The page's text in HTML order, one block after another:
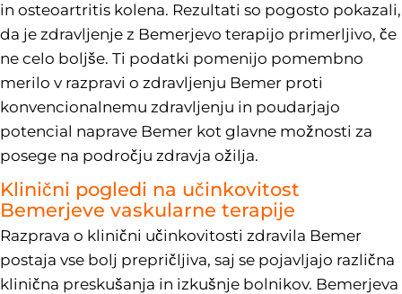
in osteoartritis kolena. Rezultati so pogosto pokazali,
da je zdravljenje z Bemerjevo terapijo primerljivo, če
ne celo boljše. Ti podatki pomenijo pomembno
merilo v razpravi o zdravljenju Bemer proti
konvencionalnemu zdravljenju in poudarjajo
potencial naprave Bemer kot glavne možnosti za
posege na področju zdravja ožilja.
Klinični pogledi na učinkovitost
Bemerjeve vaskularne terapije
Razprava o klinični učinkovitosti zdravila Bemer
postaja vse bolj prepričljiva, saj se pojavljajo različna
klinična preskušanja in izkušnje bolnikov. Bemerjeva